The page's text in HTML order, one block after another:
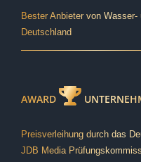
Bester Anbieter von
Deutschland
AWARD
Preisverleihung durch das
JDB Media